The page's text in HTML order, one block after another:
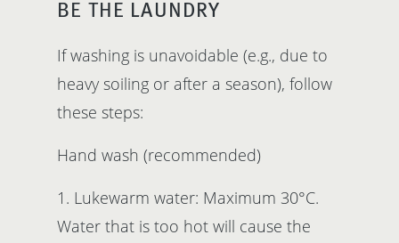
BE THE LAUNDRY
If washing is unavoidable (e.g., due to
heavy soiling or after a season), follow
these steps:
Hand wash (recommended)
1. Lukewarm water: Maximum 30°C.
Water that is too hot will cause the